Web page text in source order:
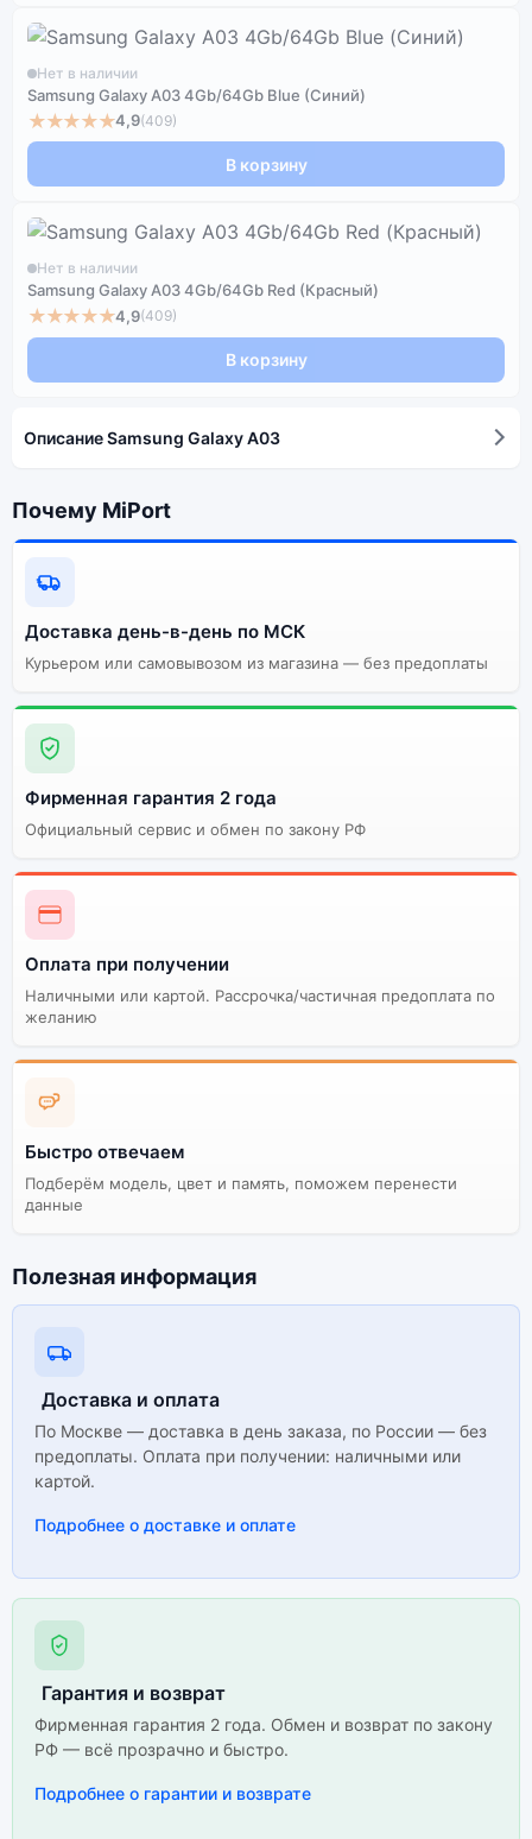
Нет в наличии
Samsung Galaxy A03 4Gb/64Gb Blue (Синий)
★★★★★4,9(409)
В корзину
Нет в наличии
Samsung Galaxy A03 4Gb/64Gb Red (Красный)
★★★★★4,9(409)
В корзину
Описание Samsung Galaxy A03
Почему MiPort
Доставка день-в-день по МСК
Курьером или самовывозом из магазина — без предоплаты
Фирменная гарантия 2 года
Официальный сервис и обмен по закону РФ
Оплата при получении
Наличными или картой. Рассрочка/частичная предоплата по
желанию
Быстро отвечаем
Подберём модель, цвет и память, поможем перенести
данные
Полезная информация
Доставка и оплата
По Москве — доставка в день заказа, по России — без
предоплаты. Оплата при получении: наличными или
картой.
Подробнее о доставке и оплате
Гарантия и возврат
Фирменная гарантия 2 года. Обмен и возврат по закону
РФ — всё прозрачно и быстро.
Подробнее о гарантии и возврате